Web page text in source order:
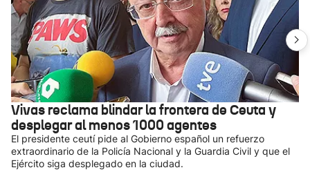
Vivas reclama blindar la frontera de Ceuta y
desplegar al menos 1000 agentes
El presidente ceutí pide al Gobierno español un refuerzo
extraordinario de la Policía Nacional y la Guardia Civil y que el
Ejército siga desplegado en la ciudad.